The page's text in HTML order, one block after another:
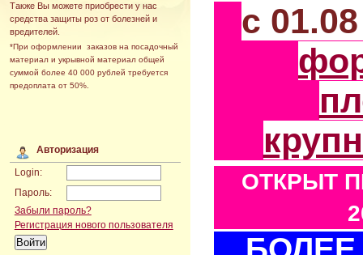
Также Вы можете приобрести у нас
средства защиты роз от болезней и
вредителей.
*При оформлении заказов на посадочный
материал и укрывной материал общей
суммой более 40 000 рублей требуется
предоплата от 50%.
Авторизация
Login:
Пароль:
Забыли пароль?
Регистрация нового пользователя
с
ОТКРЫТ